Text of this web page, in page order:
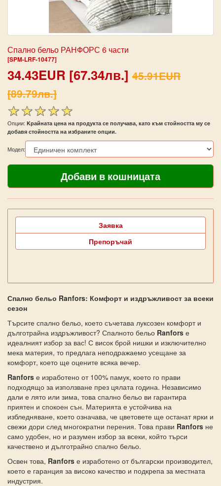
Спално бельо РАНФОРС 6 части
[SPM-LRF-10477]
34.43EUR [67.34лв.] 45.91EUR
[89.79лв.]
Опции: Kрайната цена на продукта се получава, като към стойността му се
добавя стойността на избраните опции.
Модел:
Заявка
Препоръчай
Спално бельо Ranfors: Комфорт и издръжливост за всеки
сезон
Търсите спално бельо, което съчетава луксозен комфорт и
дълготрайна издръжливост? Спалното бельо Ranfors е
идеалният избор за вас! С висок брой нишки и изключително
мека материя, то предлага неподражаемо усещане за
комфорт, което ще оцените всяка вечер.
Ranfors е изработено от 100% памук, което го прави
подходящо за използване през цялата година. Независимо
дали е лято или зима, това спално бельо ви гарантира
приятен и спокоен сън. Материята е устойчива на
избледняване, което означава, че цветовете ще останат ярки и
свежи дори след многократни перения. Това прави Ranfors не
само удобен, но и разумен избор за всеки, който търси
качествено и дълготрайно спално бельо.
Освен това, Ranfors е изработено от български производител,
което е гаранция за високо качество и подкрепа за местната
индустрия.